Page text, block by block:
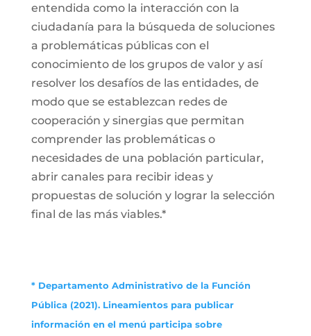
entendida como la interacción con la
ciudadanía para la búsqueda de soluciones
a problemáticas públicas con el
conocimiento de los grupos de valor y así
resolver los desafíos de las entidades, de
modo que se establezcan redes de
cooperación y sinergias que permitan
comprender las problemáticas o
necesidades de una población particular,
abrir canales para recibir ideas y
propuestas de solución y lograr la selección
final de las más viables.*
* Departamento Administrativo de la Función
Pública (2021). Lineamientos para publicar
información en el menú participa sobre